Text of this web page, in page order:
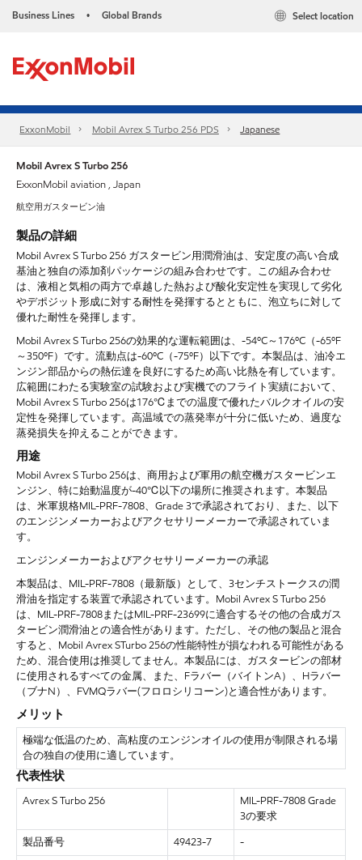
Business Lines • Global Brands Select location
ExxonMobil Mobil Avrex S Turbo 256 PDS Japanese
Mobil Avrex S Turbo 256
ExxonMobil aviation , Japan
航空用ガスタービン油
製品の詳細
Mobil Avrex S Turbo 256 ガスタービン用潤滑油は、安定度の高い合成
基油と独自の添加剤パッケージの組み合わせです。この組み合わせ
は、液相と気相の両方で卓越した熱および酸化安定性を実現して劣化
やデポジット形成に対する耐性を発揮するとともに、泡立ちに対して
優れた耐性を発揮します。
Mobil Avrex S Turbo 256の効果的な運転範囲は、-54ºC～176ºC（-65ºF
～350ºF）です。流動点は-60ºC（-75ºF）以下です。本製品は、油冷エ
ンジン部品からの熱伝達を良好にするため高い比熱を有しています。
広範囲にわたる実験室の試験および実機でのフライト実績において、
Mobil Avrex S Turbo 256は176℃までの温度で優れたバルクオイルの安
定性を発揮しています。高温域での蒸発率が十分に低いため、過度な
蒸発損失を抑えることができます。
用途
Mobil Avrex S Turbo 256は、商用および軍用の航空機ガスタービンエ
ンジン、特に始動温度が-40℃以下の場所に推奨されます。本製品
は、米軍規格MIL-PRF-7808、Grade 3で承認されており、また、以下
のエンジンメーカーおよびアクセサリーメーカーで承認されていま
す。
エンジンメーカーおよびアクセサリーメーカーの承認
本製品は、 MIL-PRF-7808（最新版）として、3センチストークスの潤
滑油を指定する装置で承認されています。Mobil Avrex S Turbo 256
は、MIL-PRF-7808またはMIL-PRF-23699に適合するその他の合成ガス
タービン潤滑油との適合性があります。ただし、その他の製品と混合
すると、Mobil Avrex STurbo 256の性能特性が損なわれる可能性がある
ため、混合使用は推奨してません。本製品には、ガスタービンの部材
に使用されるすべての金属、また、Fラバー（バイトンA）、Hラバー
（ブナN）、FVMQラバー(フロロシリコーン)と適合性があります。
メリット
極端な低温のため、高粘度のエンジンオイルの使用が制限される場
合の独自の使用に適しています。
代表性状
Avrex S Turbo 256
MIL-PRF-7808 Grade
3の要求
製品番号
49423-7
-